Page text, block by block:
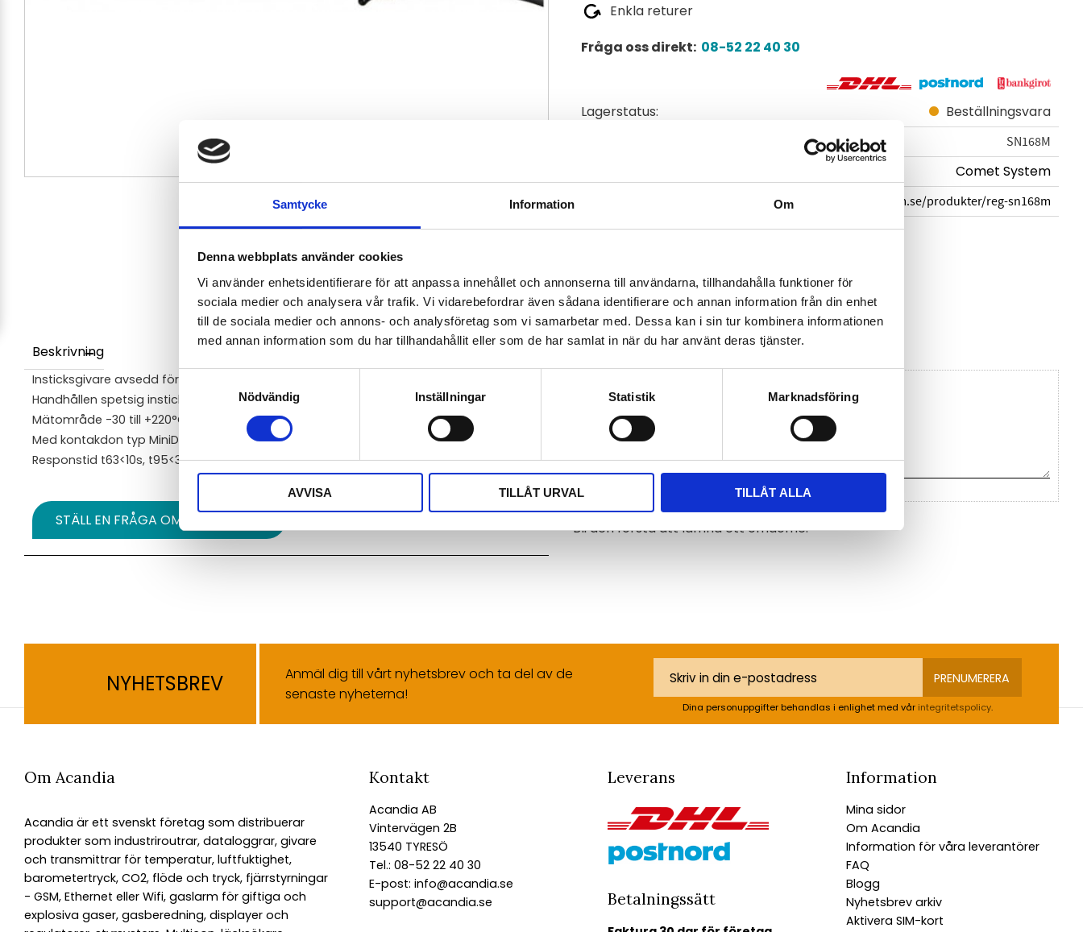
Samtycke Information Om
Denna webbplats använder cookies
Vi använder enhetsidentifierare för att anpassa innehållet och annonserna till användarna, tillhandahålla funktioner för
sociala medier och analysera vår trafik. Vi vidarebefordrar även sådana identifierare och annan information från din enhet
till de sociala medier och annons- och analysföretag som vi samarbetar med. Dessa kan i sin tur kombinera informationen
med annan information som du har tillhandahållit eller som de har samlat in när du har använt deras tjänster.
Samtyckesval
Nödvändig
Inställningar Statistik Marknadsföring
AVVISA TILLÅT URVAL TILLÅT ALLA
Enkla returer
Fråga oss direkt: 08-52 22 40 30
Lagerstatus Beställningsvara
SN168M
Comet System
cometsystem.se/produkter/reg-sn168m
comet_datasheet_sn168m.pdf
Visa alla produkter från Comet System
Beskrivning
Insticksgivare avsedd för temperatur Pt1000.
Handhållen spetsig insticksgivare med kabel 1 meter.
Mätområde -30 till +220°C. Givaren är inte vattentät.
Med kontakdon typ MiniDIN som passar datalogger i serien Multilogger.
Responstid t63<10s, t95<30s, uppmätt i vätska.
STÄLL EN FRÅGA OM PRODUKTEN Bli den första att lämna ett omdöme.
NYHETSBREV
Anmäl dig till vårt nyhetsbrev och ta del av de
senaste nyheterna!
PRENUMERERA
Dina personuppgifter behandlas i enlighet med vår integritetspolicy.
Om Acandia
Acandia är ett svenskt företag som distribuerar
produkter som industriroutrar, dataloggrar, givare
och transmittrar för temperatur, luftfuktighet,
barometertryck, CO2, flöde och tryck, fjärrstyrningar
- GSM, Ethernet eller Wifi, gaslarm för giftiga och
explosiva gaser, gasberedning, displayer och
Kontakt
Acandia AB
Vintervägen 2B
13540 TYRESÖ
Tel.: 08-52 22 40 30
E-post: info@acandia.se
support@acandia.se
Leverans
Betalningssätt
Information
Mina sidor
Om Acandia
Information för våra leverantörer
FAQ
Blogg
Nyhetsbrev arkiv
Aktivera SIM-kort